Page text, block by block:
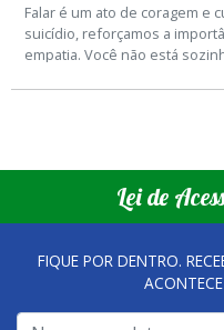
Falar é um ato de coragem e
suicídio, reforçamos a
empatia. Você não está
Lei de
FIQUE POR DENTRO.